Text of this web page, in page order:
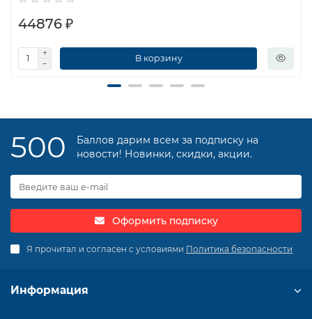
44876 ₽
В корзину
500
Баллов дарим всем за подписку на
новости! Новинки, скидки, акции.
Оформить подписку
Я прочитал и согласен с условиями Политика безопасности
Информация